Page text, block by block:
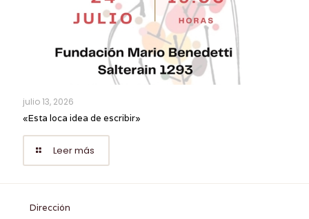
julio 13, 2026
«Esta loca idea de escribir»
Leer más
Dirección